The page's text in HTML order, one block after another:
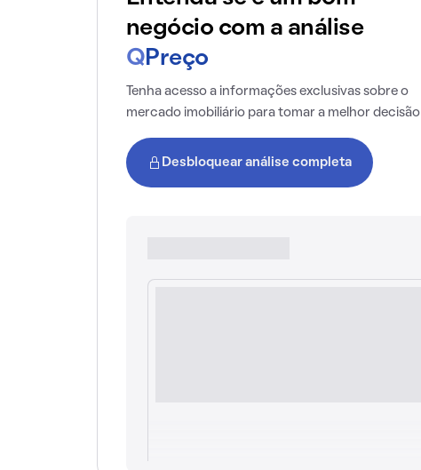
negócio com a análise
Q Preço
Tenha acesso a informações exclusivas sobre o
mercado imobiliário para tomar a melhor decisão
Desbloquear análise completa